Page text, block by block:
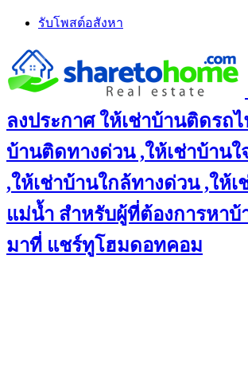
Skip
content
รับโพสต์อสังหา
ลงประกาศ ให้เช่าบ้านติดรถ
บ้านติดทางด่วน ,ให้เช่าบ้านใ
,ให้เช่าบ้านใกล้ทางด่วน ,ให้
แม่น้ำ สำหรับผู้ที่ต้องการหา
มาที่ แชร์ทูโฮมดอทคอม